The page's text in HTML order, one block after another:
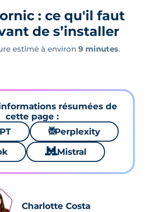
: ce qu'il faut
de s’installer
estimé à environ 9 minutes.
résumées de
cette page :
⚙Perplexity
🐱 Mistral
Charlotte Costa